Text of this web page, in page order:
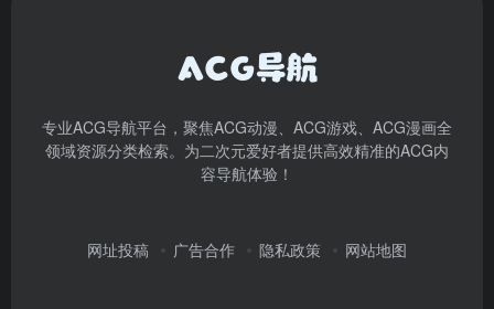
专业ACG导航平台，聚焦ACG动漫、ACG游戏、ACG漫画全
领域资源分类检索。为二次元爱好者提供高效精准的ACG内
容导航体验！
网址投稿 广告合作 隐私政策 网站地图